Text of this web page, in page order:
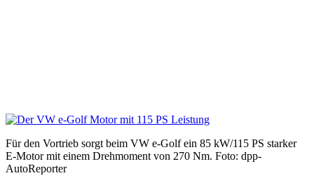
Für den Vortrieb sorgt beim VW e-Golf ein 85 kW/115 PS starker
E-Motor mit einem Drehmoment von 270 Nm. Foto: dpp-
AutoReporter